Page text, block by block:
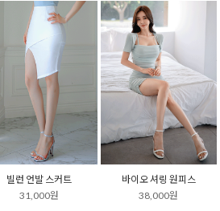
빌런 언발 스커트
31,000원
바이오 셔링 원피스
38,000원